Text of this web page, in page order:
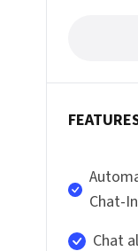
Chat-
Chat